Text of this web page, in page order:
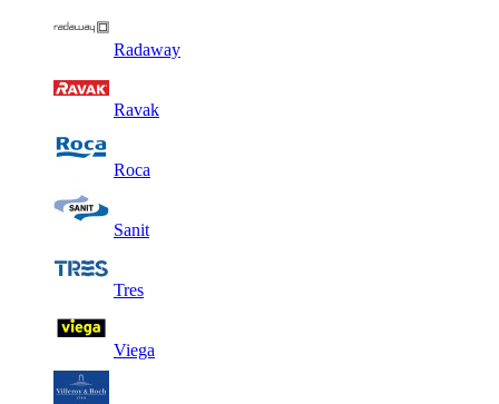
Radaway
Ravak
Roca
Sanit
Tres
Viega